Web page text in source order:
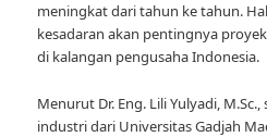
meningkat dari tahun ke tahun.
kesadaran akan pentingnya
di kalangan pengusaha Indonesia.
Menurut Dr. Eng. Lili Yulyadi,
industri dari Universitas Gadjah